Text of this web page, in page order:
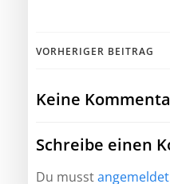
VORHERIGER BEITRAG
Keine
Schreibe einen
Du musstangemeldet